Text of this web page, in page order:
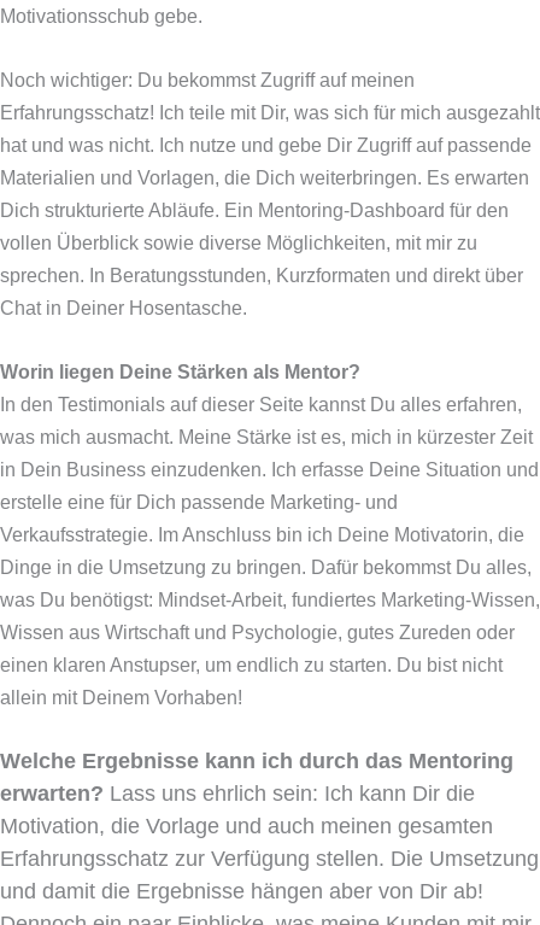
Motivationsschub gebe.
Noch wichtiger: Du bekommst Zugriff auf meinen
Erfahrungsschatz! Ich teile mit Dir, was sich für mich ausgezahlt
hat und was nicht. Ich nutze und gebe Dir Zugriff auf passende
Materialien und Vorlagen, die Dich weiterbringen. Es erwarten
Dich strukturierte Abläufe. Ein Mentoring-Dashboard für den
vollen Überblick sowie diverse Möglichkeiten, mit mir zu
sprechen. In Beratungsstunden, Kurzformaten und direkt über
Chat in Deiner Hosentasche.
Worin liegen Deine Stärken als Mentor?
In den Testimonials auf dieser Seite kannst Du alles erfahren,
was mich ausmacht. Meine Stärke ist es, mich in kürzester Zeit
in Dein Business einzudenken. Ich erfasse Deine Situation und
erstelle eine für Dich passende Marketing- und
Verkaufsstrategie. Im Anschluss bin ich Deine Motivatorin, die
Dinge in die Umsetzung zu bringen. Dafür bekommst Du alles,
was Du benötigst: Mindset-Arbeit, fundiertes Marketing-Wissen,
Wissen aus Wirtschaft und Psychologie, gutes Zureden oder
einen klaren Anstupser, um endlich zu starten. Du bist nicht
allein mit Deinem Vorhaben!
Welche Ergebnisse kann ich durch das Mentoring
erwarten? Lass uns ehrlich sein: Ich kann Dir die
Motivation, die Vorlage und auch meinen gesamten
Erfahrungsschatz zur Verfügung stellen. Die Umsetzung
und damit die Ergebnisse hängen aber von Dir ab!